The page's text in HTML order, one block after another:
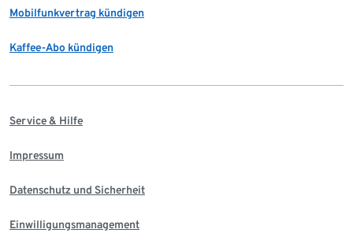
Mobilfunkvertrag kündigen
Kaffee-Abo kündigen
Service & Hilfe
Impressum
Datenschutz und Sicherheit
Einwilligungsmanagement